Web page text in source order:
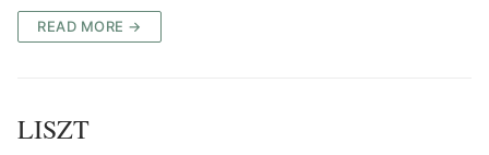
READ MORE →
LISZT